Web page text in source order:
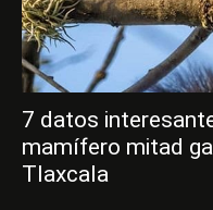
7 datos
mamífero mitad
Tlaxcala